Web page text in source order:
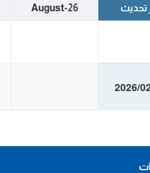
تحديث August-26
2026/